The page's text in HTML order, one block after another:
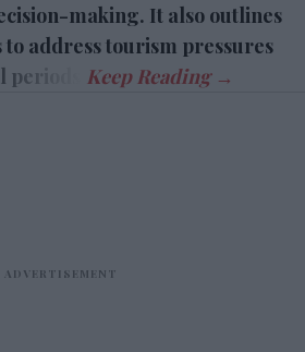
making. It also outlines
address tourism pressures